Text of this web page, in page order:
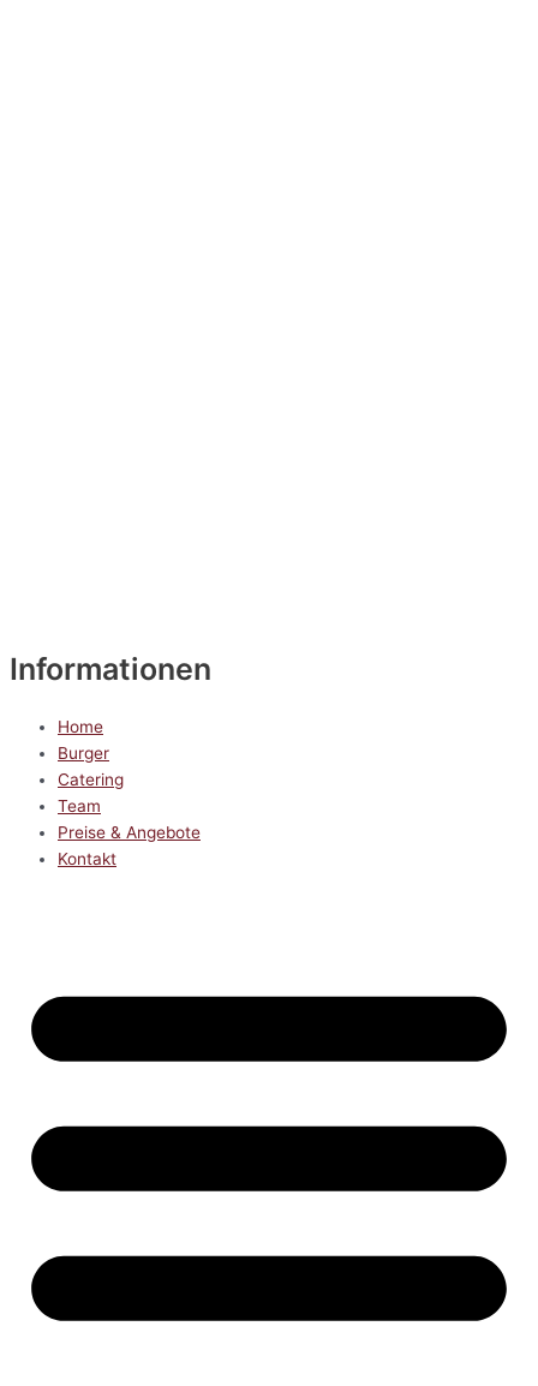
Informationen
Home
Burger
Catering
Team
Preise & Angebote
Kontakt